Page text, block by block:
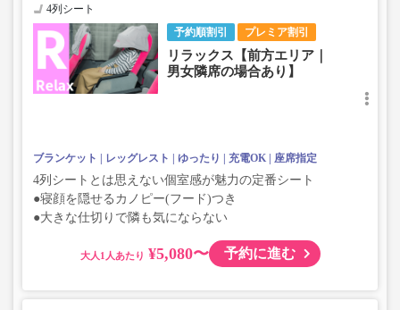
予約順割引 プレミア割引
4列シート
リラックス【前方エリア｜
男女隣席の場合あり】
ブランケット レッグレスト ゆったり 充電OK 座席指定
4列シートとは思えない個室感が魅力の定番シート
●寝顔を隠せるカノピー(フード)つき
●大きな仕切りで隣も気にならない
大人 ¥5,080〜 予約に進む